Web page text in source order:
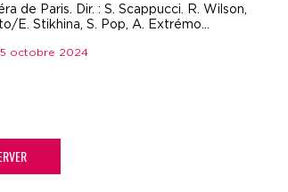
de Paris. Dir. : S. Scappucci. R. Wilson,
E. Stikhina, S. Pop, A. Extrémo...
octobre 2024